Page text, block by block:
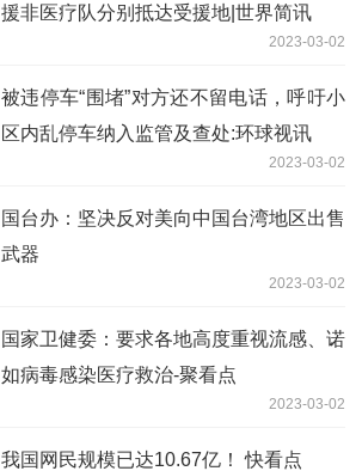
援非医疗队分别抵达受援地|世界简讯
2023-03-02
被违停车“围堵”对方还不留电话，呼吁小
区内乱停车纳入监管及查处:环球视讯
2023-03-02
国台办：坚决反对美向中国台湾地区出售
武器
2023-03-02
国家卫健委：要求各地高度重视流感、诺
如病毒感染医疗救治-聚看点
2023-03-02
我国网民规模已达10.67亿！ 快看点